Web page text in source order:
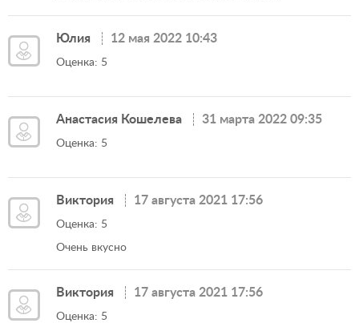
Юлия 12 мая 2022 10:43
Оценка: 5
Анастасия Кошелева 31 марта 2022 09:35
Оценка: 5
Виктория 17 августа 2021 17:56
Оценка: 5
Очень вкусно
Виктория 17 августа 2021 17:56
Оценка: 5